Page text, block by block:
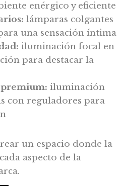
enérgico y eficiente
lámparas colgantes
una sensación íntima
iluminación focal en
para destacar la
iluminación
con reguladores para
un espacio donde la
aspecto de la